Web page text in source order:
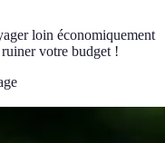
loin économiquement
votre budget !